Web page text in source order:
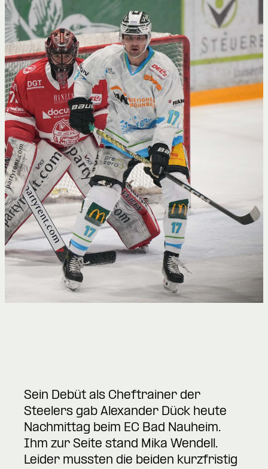
Sein Debüt als Cheftrainer der
Steelers gab Alexander Dück heute
Nachmittag beim EC Bad Nauheim.
Ihm zur Seite stand Mika Wendell.
Leider mussten die beiden kurzfristig